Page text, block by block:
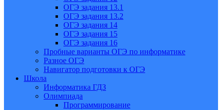
ОГЭ задания 13.1
ОГЭ задания 13.2
ОГЭ задания 14
ОГЭ задания 15
ОГЭ задания 16
Пробные варианты ОГЭ по информатике
Разное ОГЭ
Навигатор подготовки к ОГЭ
Школа
Информатика ГДЗ
Олимпиада
Программирование